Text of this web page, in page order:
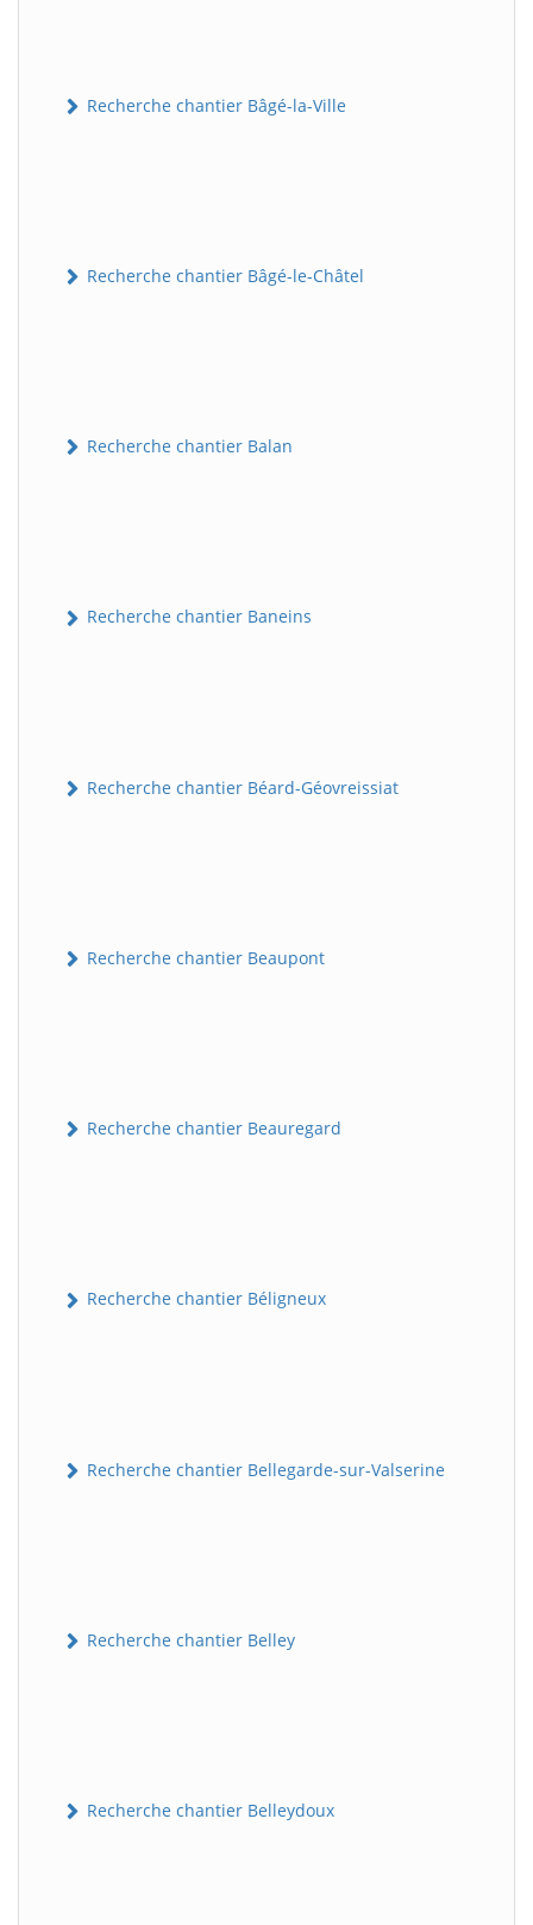
Recherche chantier Bâgé-la-Ville
Recherche chantier Bâgé-le-Châtel
Recherche chantier Balan
Recherche chantier Baneins
Recherche chantier Béard-Géovreissiat
Recherche chantier Beaupont
Recherche chantier Beauregard
Recherche chantier Béligneux
Recherche chantier Bellegarde-sur-Valserine
Recherche chantier Belley
Recherche chantier Belleydoux